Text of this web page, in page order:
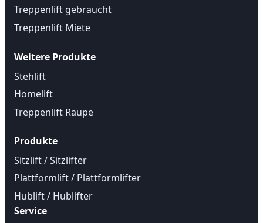
Treppenlift gebraucht
Treppenlift Miete
Weitere Produkte
Stehlift
Homelift
Treppenlift Raupe
Produkte
Sitzlift / Sitzlifter
Plattformlift / Plattformlifter
Hublift / Hublifter
Service